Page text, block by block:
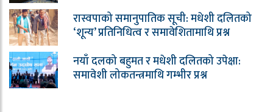
रास्वपाको समानुपातिक सूची: मधेशी दलितको
‘शून्य’ प्रतिनिधित्व र समावेशितामाथि प्रश्न
नयाँ दलको बहुमत र मधेशी दलितको उपेक्षा:
समावेशी लोकतन्त्रमाथि गम्भीर प्रश्न